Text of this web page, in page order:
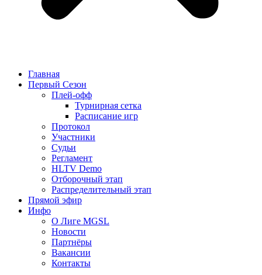
Главная
Первый Сезон
Плей-офф
Турнирная сетка
Расписание игр
Протокол
Участники
Судьи
Регламент
HLTV Demo
Отборочный этап
Распределительный этап
Прямой эфир
Инфо
О Лиге MGSL
Новости
Партнёры
Вакансии
Контакты